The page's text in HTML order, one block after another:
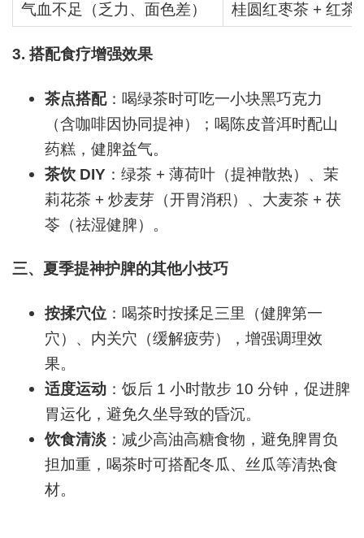
气血不足（乏力、面色差）
桂圆红枣茶 + 红茶
3. 搭配食疗增强效果
茶点搭配：喝绿茶时可吃一小块黑巧克力
（含咖啡因协同提神）；喝陈皮普洱时配山
药糕，健脾益气。
茶饮 DIY ：绿茶 + 薄荷叶（提神散热）、茉
莉花茶 + 炒麦芽（开胃消积）、大麦茶 + 茯
苓（祛湿健脾）。
三、夏季提神护脾的其他小技巧
按揉穴位 ：喝茶时按揉足三里（健脾第一
穴）、内关穴（缓解疲劳），增强调理效
果。
适度运动 ：饭后 1 小时散步 10 分钟，促进脾
胃运化，避免久坐导致的昏沉。
饮食清淡 ：减少高油高糖食物，避免脾胃负
担加重，喝茶时可搭配冬瓜、丝瓜等清热食
材。